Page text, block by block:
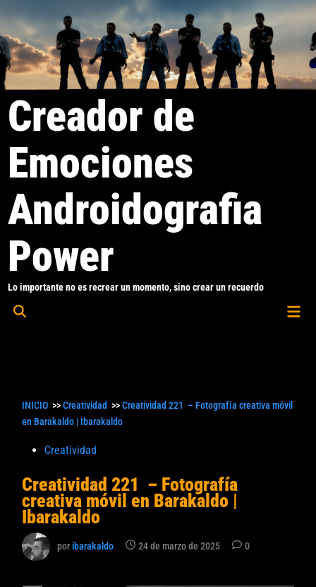
al
contenido
Creador de
Emociones
Androidografia
Power
Lo importante no es recrear un momento, sino crear un recuerdo
Abrir
INICIO >>Creatividad >>Creatividad 221 – Fotografía creativa móvil
en Barakaldo | Ibarakaldo
Publicado
Creatividad
Creatividad 221 – Fotografía
creativa móvil en Barakaldo |
Ibarakaldo
poribarakaldo 24 de marzo de 2025 0